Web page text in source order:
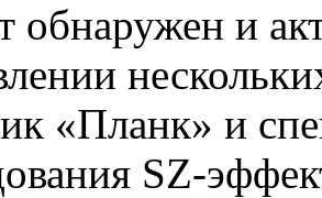
обнаружен и
«Планк» и
SZ-